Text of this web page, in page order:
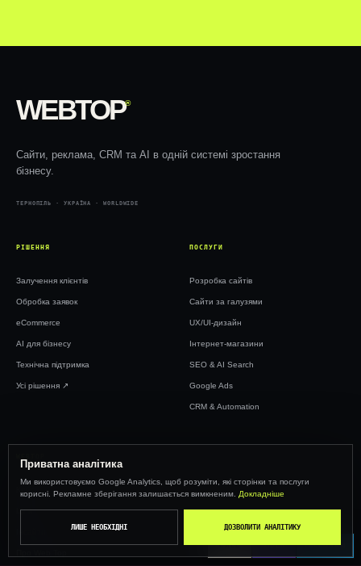
WEBTOP®
Сайти, реклама, CRM та AI в одній системі зростання
бізнесу.
ТЕРНОПІЛЬ · УКРАЇНА · WORLDWIDE
РІШЕННЯ
Залучення клієнтів
Обробка заявок
eCommerce
AI для бізнесу
Технічна підтримка
Усі рішення ↗︎
ПОСЛУГИ
Розробка сайтів
Сайти за галузями
UX/UI-дизайн
Інтернет-магазини
SEO & AI Search
Google Ads
CRM & Automation
Ціни
CALL VIBER TELEGRAM
Приватна аналітика
Ми використовуємо Google Analytics, щоб розуміти, які сторінки та послуги
корисні. Рекламне зберігання залишається вимкненим. Докладніше
ЛИШЕ НЕОБХІДНІ ДОЗВОЛИТИ АНАЛІТИКУ